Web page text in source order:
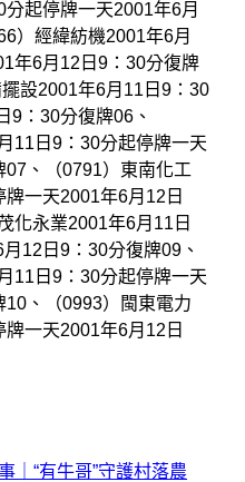
起停牌一天2001年6月
）經緯紡機2001年6月
年6月12日9：30分復牌
設2001年6月11日9：30
9：30分復牌06、
11日9：30分起停牌一天
、（0791）東南化工
一天2001年6月12日
化永業2001年6月11日
12日9：30分復牌09、
11日9：30分起停牌一天
、（0993）閩東電力
一天2001年6月12日
｜“有牛哥”守護村落農